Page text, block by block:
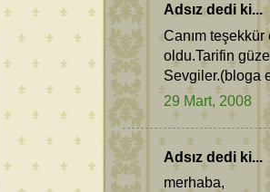
Adsız dedi ki...
Canım teşekkür
oldu.Tarifin
Sevgiler.(bloga
29 Mart, 2008
Adsız dedi ki...
merhaba,